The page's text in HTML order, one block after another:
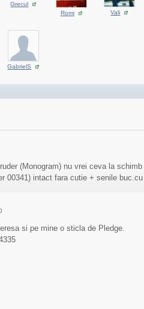
Grecul
Romi
Vali
GabrielS
(Monogram) nu vrei ceva la
00341) intact fara cutie + senile
si pe mine o sticla de Pledge.